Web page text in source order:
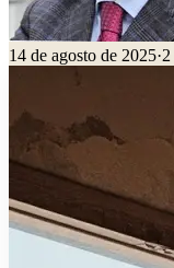
14 de agosto de 2025·2